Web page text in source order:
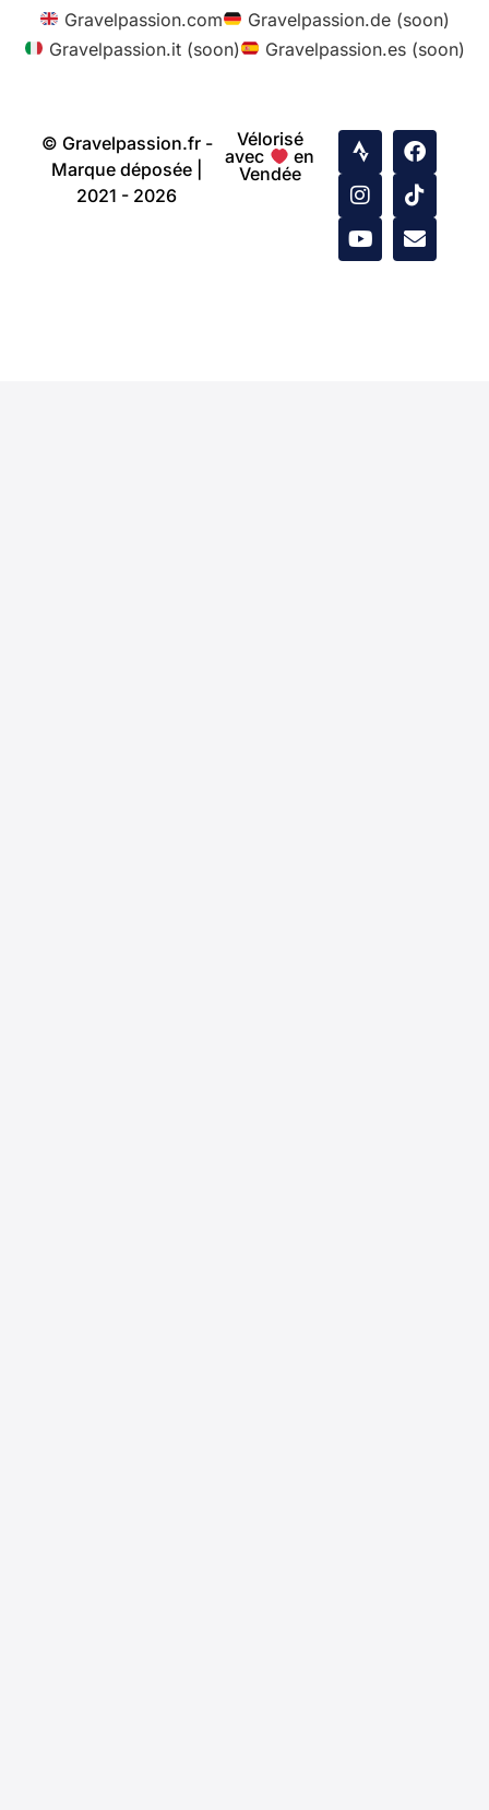
Gravelpassion.com
Gravelpassion.de (soon)
Gravelpassion.it (soon)
Gravelpassion.es (soon)
© Gravelpassion.fr -
Marque déposée |
2021 - 2026
Vélorisé
avec
en
Vendée